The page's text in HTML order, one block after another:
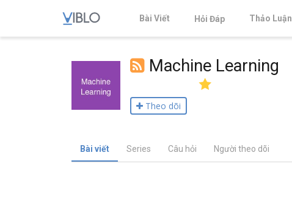
Bài Viết Hỏi Đáp Thảo Luận
Machine Learning
Theo dõi
Bài viết Series Câu hỏi Người theo dõi